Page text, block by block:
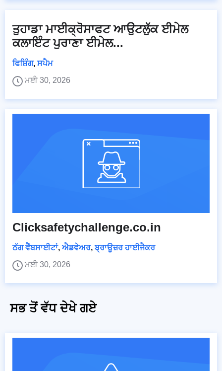
ਤੁਹਾਡਾ ਮਾਈਕ੍ਰੋਸਾਫਟ ਆਉਟਲੁੱਕ ਈਮੇਲ
ਕਲਾਇੰਟ ਪੁਰਾਣਾ ਈਮੇਲ...
ਫਿਸ਼ਿੰਗ, ਸਪੈਮ
ਮਈ 30, 2026
Clicksafetychallenge.co.in
ਠੱਗ ਵੈੱਬਸਾਈਟਾਂ, ਐਡਵੇਅਰ,ਬ੍ਰਾਊਜ਼ਰ ਹਾਈਜੈਕਰ
ਮਈ 30, 2026
ਸਭ ਤੋਂ ਵੱਧ ਦੇਖੇ ਗਏ